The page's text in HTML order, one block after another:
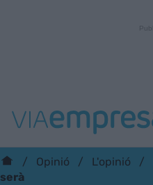
Opinió L'opinió
serà